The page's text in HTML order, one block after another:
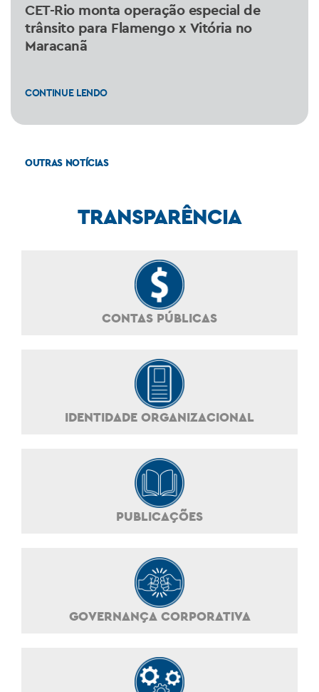
CET-Rio monta operação especial de
trânsito para Flamengo x Vitória no
Maracanã
CONTINUE LENDO
OUTRAS NOTÍCIAS
TRANSPARÊNCIA
CONTAS PÚBLICAS
IDENTIDADE ORGANIZACIONAL
PUBLICAÇÕES
GOVERNANÇA CORPORATIVA